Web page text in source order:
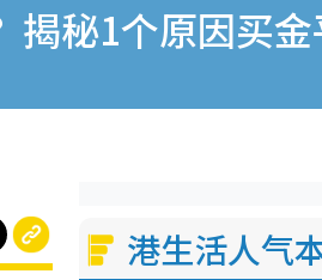
秘1个原因买金
港生活人气